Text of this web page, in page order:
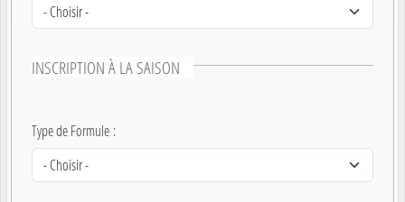
INSCRIPTION À LA SAISON
Type de Formule :